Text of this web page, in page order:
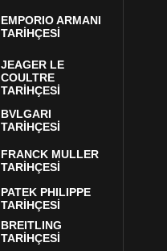
EMPORIO ARMANI
TARİHÇESİ
JEAGER LE
COULTRE
TARİHÇESİ
BVLGARI
TARİHÇESİ
FRANCK MULLER
TARİHÇESİ
PATEK PHILIPPE
TARİHÇESİ
BREITLING
TARİHÇESİ